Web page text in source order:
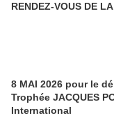
RENDEZ-VOUS DE
8 MAI 2026 pour le
Trophée JACQUES
International